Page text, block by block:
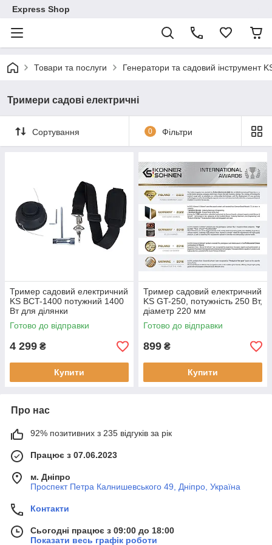
Express Shop
Товари та послуги Генератори та садовий інструмент
Тримери садові електричні
Сортування 0 Фільтри
Тример садовий електричний
KS BCT-1400 потужний 1400
Вт для ділянки
Готово до відправки
4 299 ₴
Купити
Тример садовий електричний
KS GT-250, потужність 250 Вт,
діаметр 220 мм
Готово до відправки
899 ₴
Купити
Про нас
92% позитивних з 235 відгуків за рік
Працює з 07.06.2023
м. Дніпро
Проспект Петра Калнишевського 49, Дніпро, Україна
Контакти
Сьогодні працює з 09:00 до 18:00
Показати весь графік роботи